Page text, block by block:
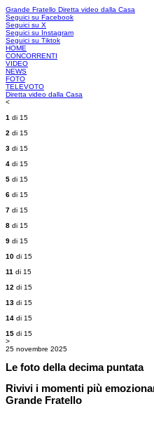
Grande Fratello Diretta video dalla Casa
Seguici su Facebook
Seguici su X
Seguici su Instagram
Seguici su Tiktok
HOME
CONCORRENTI
VIDEO
NEWS
FOTO
TELEVOTO
Diretta video dalla Casa
<
1 di 15
2 di 15
3 di 15
4 di 15
5 di 15
6 di 15
7 di 15
8 di 15
9 di 15
10 di 15
11 di 15
12 di 15
13 di 15
14 di 15
15 di 15
>
25 novembre 2025
Le foto della decima puntata
Rivivi i momenti più
Grande Fratello